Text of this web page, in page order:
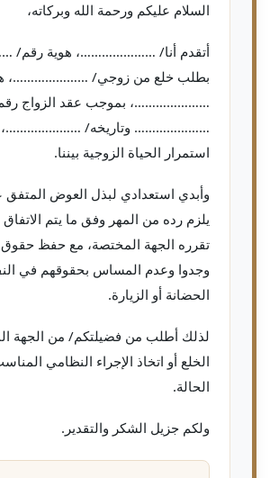
السلام عليكم ورحمة الله وبركاته،
أتقدم أنا/ …………………، هوية
بطلب خلع من زوجي/ …………………،
…………………، بموجب عقد الزواج
………………… وتاريخه/ …………………،
استمرار الحياة الزوجية بيننا.
وأبدي استعدادي لبذل العوض المتفق
يلزم رده من المهر وفق ما يتم الاتفاق
تقرره الجهة المختصة، مع حفظ حقوق
وجدوا وعدم المساس بحقوقهم في
الحضانة أو الزيارة.
لذلك أطلب من فضيلتكم/ من الجهة
الخلع أو اتخاذ الإجراء النظامي
الحالة.
ولكم جزيل الشكر والتقدير.